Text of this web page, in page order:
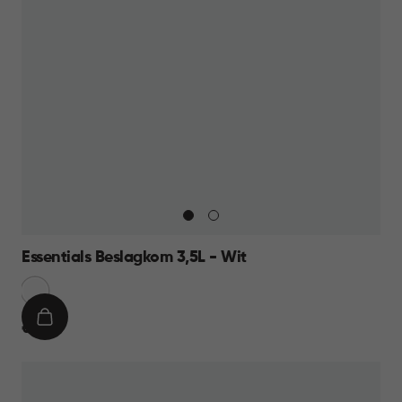
Essentials Beslagkom 3,5L - Wit
Wit
€
€ 8,95
IN